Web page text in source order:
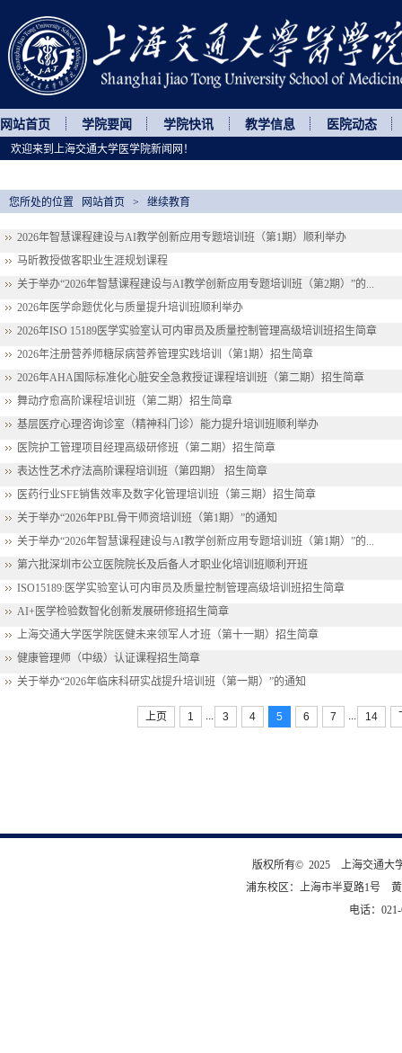
版权所有© 2025 上海交通大
浦东校区：上海市半夏路1号
电话：
网站首页 学院要闻 学院快讯 教学信息 医院动态
2026年智慧课程建设与AI教学创新应用专题培训班（第1期）顺利举办
马昕教授做客职业生涯规划课程
关于举办“2026年智慧课程建设与AI教学创新应用专题培训班（第2期）”的...
2026年医学命题优化与质量提升培训班顺利举办
2026年ISO 15189医学实验室认可内审员及质量控制管理高级培训班招生简章
2026年注册营养师糖尿病营养管理实践培训（第1期）招生简章
2026年AHA国际标准化心脏安全急救授证课程培训班（第二期）招生简章
舞动疗愈高阶课程培训班（第二期）招生简章
基层医疗心理咨询诊室（精神科门诊）能力提升培训班顺利举办
医院护工管理项目经理高级研修班（第二期）招生简章
表达性艺术疗法高阶课程培训班（第四期） 招生简章
医药行业SFE销售效率及数字化管理培训班（第三期）招生简章
关于举办“2026年PBL骨干师资培训班（第1期）”的通知
关于举办“2026年智慧课程建设与AI教学创新应用专题培训班（第1期）”的...
第六批深圳市公立医院院长及后备人才职业化培训班顺利开班
ISO15189:医学实验室认可内审员及质量控制管理高级培训班招生简章
AI+医学检验数智化创新发展研修班招生简章
上海交通大学医学院医健未来领军人才班（第十一期）招生简章
健康管理师（中级）认证课程招生简章
关于举办“2026年临床科研实战提升培训班（第一期）”的通知
上页 1 ... 3 4 5 6 7 ... 14
您所处的位置 网站首页 > 继续教育
欢迎来到上海交通大学医学院新闻网！